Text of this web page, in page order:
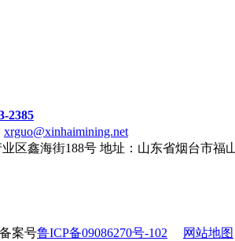
2385
xrguo@xinhaimining.net
地址： 山东省烟台市福
案号鲁ICP备09086270号-102 网站地图